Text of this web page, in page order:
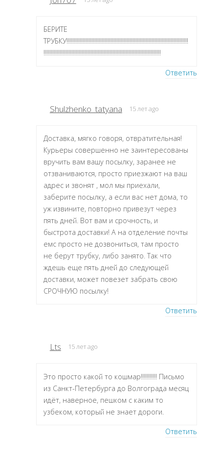
БЕРИТЕ
ТРУБКУ!!!!!!!!!!!!!!!!!!!!!!!!!!!!!!!!!!!!!!!!!!!!!!!!!!!!!!!!!!!!!!!!!!!!!!!!!!!!!!!!!!!
!!!!!!!!!!!!!!!!!!!!!!!!!!!!!!!!!!!!!!!!!!!!!!!!!!!!!!!!!!!!!!!!!!!!!!!!!!!!!!!!
Ответить
Shulzhenko_tatyana 15 лет ago
Доставка, мягко говоря, отвратительная!
Курьеры совершенно не заинтересованы
вручить вам вашу посылку, заранее не
отзваниваются, просто приезжают на ваш
адрес и звонят , мол мы приехали,
заберите посылку, а если вас нет дома, то
уж извините, повторно привезут через
пять дней. Вот вам и срочность, и
быстрота доставки! А на отделение почты
емс просто не дозвониться, там просто
не берут трубку, либо занято. Так что
ждешь еще пять дней до следующей
доставки, может повезет забрать свою
СРОЧНУЮ посылку!
Ответить
Lts 15 лет ago
Это просто какой то кошмар!!!!!!!!!!! Письмо
из Санкт-Петербурга до Волгограда месяц
идёт, наверное, пешком с каким то
узбеком, который не знает дороги.
Ответить